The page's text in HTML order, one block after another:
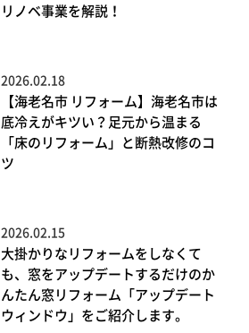
リノベ事業を解説！
2026.02.18
【海老名市 リフォーム】海老名市は
底冷えがキツい？足元から温まる
「床のリフォーム」と断熱改修のコ
ツ
2026.02.15
大掛かりなリフォームをしなくて
も、窓をアップデートするだけのか
んたん窓リフォーム「アップデート
ウィンドウ」をご紹介します。